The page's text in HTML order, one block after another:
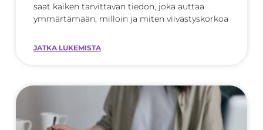
saat kaiken tarvittavan tiedon, joka auttaa
ymmärtämään, milloin ja miten viivästyskorkoa
JATKA LUKEMISTA